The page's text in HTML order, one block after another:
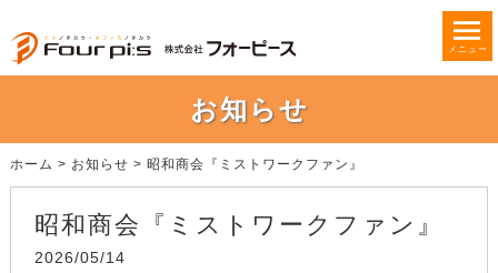
メニュー
お知らせ
ホーム > お知らせ > 昭和商会『ミストワークファン』
昭和商会『ミストワークファン』
2026/05/14